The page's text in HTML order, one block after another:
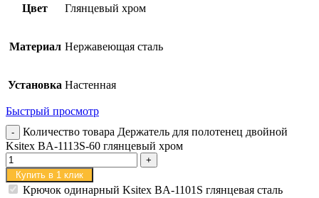
Цвет Глянцевый хром
Материал Нержавеющая сталь
Установка Настенная
Быстрый просмотр
Количество товара Держатель для полотенец двойной
Ksitex BA-1113S-60 глянцевый хром
Купить в 1 клик
Крючок одинарный Ksitex BA-1101S глянцевая сталь